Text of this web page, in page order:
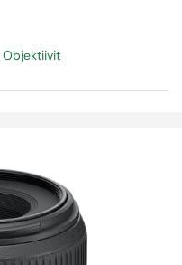
Objektiivit